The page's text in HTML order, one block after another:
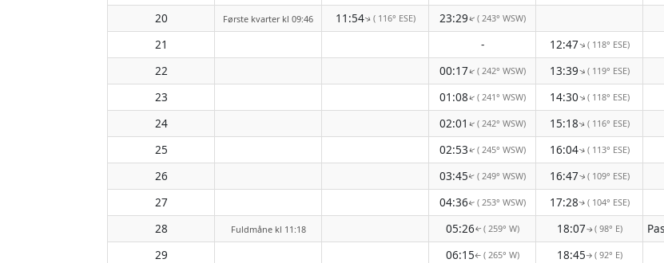
20
Første kvarter kl 09:46 11:54↑( 116° ESE) 23:29↑( 243° WSW)
21
- 12:47↑( 118° ESE)
22
00:17↑( 242° WSW) 13:39↑( 119° ESE)
23
01:08↑( 241° WSW) 14:30↑( 118° ESE)
24
02:01 ↑( 242° WSW) 15:18↑( 116° ESE)
25
02:53↑( 245° WSW) 16:04↑( 113° ESE)
26
03:45↑( 249° WSW) 16:47↑( 109° ESE)
27
04:36↑( 253° WSW) 17:28↑( 104° ESE)
28
Fuldmåne kl 11:18 05:26↑( 259° W) 18:07↑( 98° E)
29
06:15↑ ( 265° W) 18:45↑ ( 92° E)